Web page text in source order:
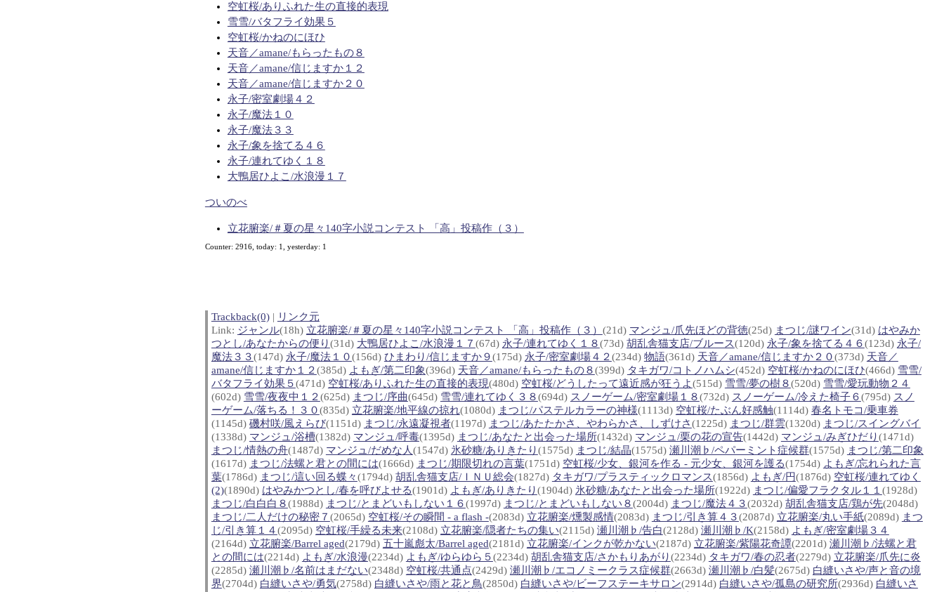
空虹桜/ありふれた生の直接的表現
雪雪/バタフライ効果５
空虹桜/かねのにほひ
天音／amane/もらったもの８
天音／amane/信じますか１２
天音／amane/信じますか２０
永子/密室劇場４２
永子/魔法１０
永子/魔法３３
永子/象を捨てる４６
永子/連れてゆく１８
大鴨居ひよこ/水浪漫１７
ついのべ
立花腑楽/＃夏の星々140字小説コンテスト 「高」投稿作（３）
Counter: 2916, today: 1, yesterday: 1
Trackback(0)| リンク元
Link: ジャンル(18h) 立花腑楽/＃夏の星々140字小説コンテスト 「高」投稿作（３） (21d) マンジュ/爪先ほどの背徳(25d) まつじ/謎ワイン(31d) はやみか
つとし/あなたからの便り(31d) 大鴨居ひよこ/水浪漫１７ (67d) 永子/連れてゆく１８(73d) 胡乱舎猫支店/ブルース(120d) 永子/象を捨てる４６(123d) 永子/
魔法３３(147d) 永子/魔法１０(156d) ひまわり/信じますか９(175d) 永子/密室劇場４２ (234d) 物語(361d) 天音／amane/信じますか２０(373d) 天音／
amane/信じますか１２ (385d) よもぎ/第二印象(396d) 天音／amane/もらったもの８(399d) タキガワ/コトノハムシ(452d) 空虹桜/かねのにほひ(466d) 雪雪/
バタフライ効果５(471d) 空虹桜/ありふれた生の直接的表現(480d) 空虹桜/どうしたって遠近感が狂うよ(515d) 雪雪/夢の樹８(520d) 雪雪/愛玩動物２４
(602d) 雪雪/夜夜中１２ (625d) まつじ/序曲(645d) 雪雪/連れてゆく３８(694d) スノーゲーム/密室劇場１８(732d) スノーゲーム/冷えた椅子６(795d) スノ
ーゲーム/落ちる！３０(835d) 立花腑楽/地平線の掠れ(1080d) まつじ/パステルカラーの神様(1113d) 空虹桜/たぶん好感触(1114d) 春名トモコ/乗車券
(1145d) 磯村咲/風えらび(1151d) まつじ/永遠凝視者(1197d) まつじ/あたたかさ、やわらかさ、しずけさ(1225d) まつじ/群雲(1320d) まつじ/スイングバイ
(1338d) マンジュ/浴槽(1382d) マンジュ/呼毒(1395d) まつじ/あなたと出会った場所(1432d) マンジュ/栗の花の宣告(1442d) マンジュ/みぎひだり(1471d)
まつじ/情熱の舟(1487d) マンジュ/だめな人(1547d) 氷砂糖/ありきたり(1575d) まつじ/結晶(1575d) 瀬川潮♭/ペパーミント症候群(1575d) まつじ/第二印象
(1617d) まつじ/法螺と君との間には(1666d) まつじ/期限切れの言葉(1751d) 空虹桜/少女、銀河を作る - 元少女、銀河を護る(1754d) よもぎ/忘れられた言
葉(1786d) まつじ/這い回る蝶々(1794d) 胡乱舎猫支店/ＩＮＵ総会(1827d) タキガワ/プラスティックロマンス(1856d) よもぎ/円(1876d) 空虹桜/連れてゆく
(2)(1890d) はやみかつとし/春を呼びよせる(1901d) よもぎ/ありきたり(1904d) 氷砂糖/あなたと出会った場所(1922d) まつじ/偏愛フラクタル１１ (1928d)
まつじ/白白白８(1988d) まつじ/とまどいもしない１６(1997d) まつじ/とまどいもしない８(2004d) まつじ/魔法４３(2032d) 胡乱舎猫支店/鶏が先(2048d)
まつじ/二人だけの秘密７ (2065d) 空虹桜/その瞬間 - a flash -(2083d) 立花腑楽/燻製感情(2083d) まつじ/引き算４３(2087d) 立花腑楽/丸い手紙(2089d) まつ
じ/引き算１４(2095d) 空虹桜/手繰る未来(2108d) 立花腑楽/隠者たちの集い(2115d) 瀬川潮♭/告白(2128d) 瀬川潮♭/K(2158d) よもぎ/密室劇場３４
(2164d) 立花腑楽/Barrel aged(2179d) 五十嵐彪太/Barrel aged(2181d) 立花腑楽/インクが乾かない(2187d) 立花腑楽/紫陽花奇譚(2201d) 瀬川潮♭/法螺と君
との間には(2214d) よもぎ/水浪漫(2234d) よもぎ/ゆらゆら５(2234d) 胡乱舎猫支店/さかもりあがり(2234d) タキガワ/春の忍者(2279d) 立花腑楽/爪先に炎
(2285d) 瀬川潮♭/名前はまだない(2348d) 空虹桜/共通点(2429d) 瀬川潮♭/エコノミークラス症候群(2663d) 瀬川潮♭/白髪(2675d) 白縫いさや/声と音の境
界(2704d) 白縫いさや/勇気(2758d) 白縫いさや/雨と花と鳥(2850d) 白縫いさや/ビーフステーキサロン(2914d) 白縫いさや/孤島の研究所(2936d) 白縫いさ